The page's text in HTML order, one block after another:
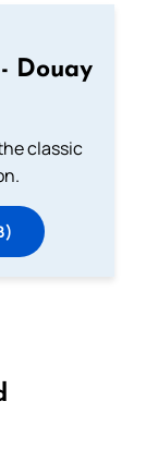
Douay
classic